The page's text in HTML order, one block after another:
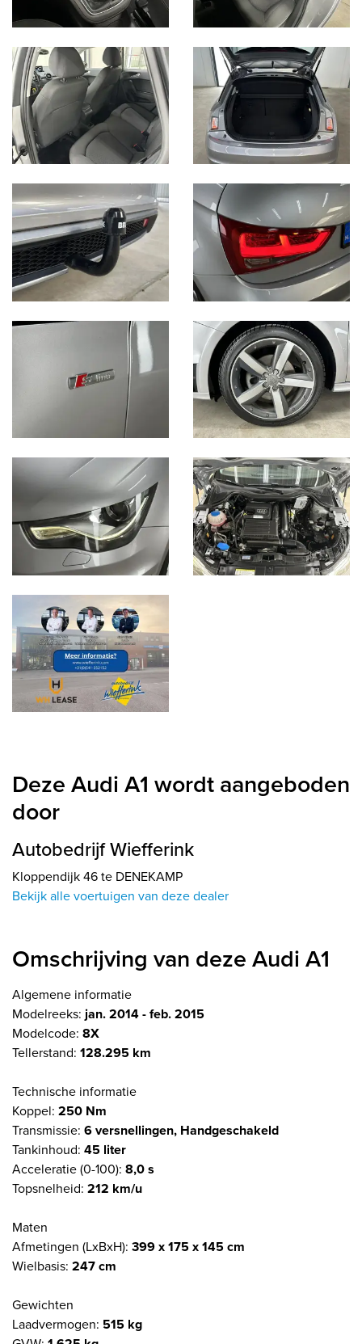
Deze Audi A1 wordt aangeboden
door
Autobedrijf Wiefferink
Kloppendijk 46 te DENEKAMP
Bekijk alle voertuigen van deze dealer
Omschrijving van deze Audi A1
Algemene informatie
Modelreeks: jan. 2014 - feb. 2015
Modelcode: 8X
Tellerstand: 128.295 km
Technische informatie
Koppel: 250 Nm
Transmissie: 6 versnellingen, Handgeschakeld
Tankinhoud: 45 liter
Acceleratie (0-100): 8,0 s
Topsnelheid: 212 km/u
Maten
Afmetingen (LxBxH): 399 x 175 x 145 cm
Wielbasis: 247 cm
Gewichten
Laadvermogen: 515 kg